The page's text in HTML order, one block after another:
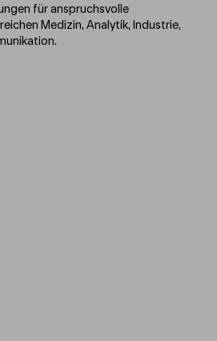
für anspruchsvolle
Medizin, Analytik, Industrie,